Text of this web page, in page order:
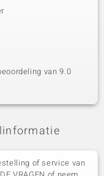
van 9.0
of service van